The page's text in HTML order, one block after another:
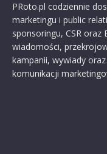
PRoto.pl codziennie
marketingu i public
sponsoringu, CSR oraz
wiadomości,
kampanii, wywiady
komunikacji